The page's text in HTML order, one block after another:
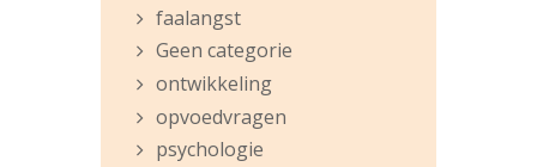
faalangst
Geen categorie
ontwikkeling
opvoedvragen
psychologie